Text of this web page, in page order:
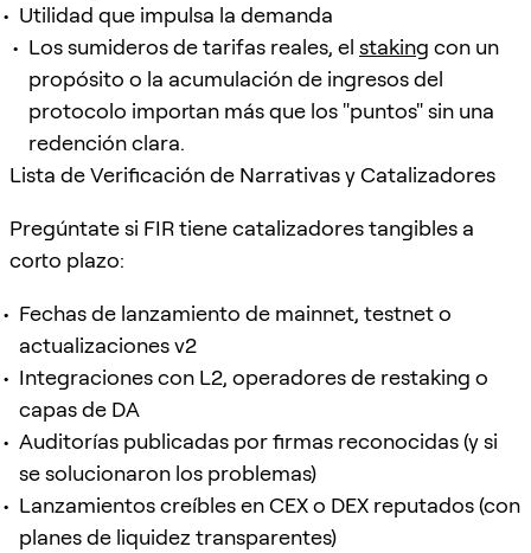
Utilidad que impulsa la demanda
Los sumideros de tarifas reales, el staking con un
propósito o la acumulación de ingresos del
protocolo importan más que los "puntos" sin una
redención clara.
Lista de Verificación de Narrativas y Catalizadores
Pregúntate si FIR tiene catalizadores tangibles a
corto plazo:
Fechas de lanzamiento de mainnet, testnet o
actualizaciones v2
Integraciones con L2, operadores de restaking o
capas de DA
Auditorías publicadas por firmas reconocidas (y si
se solucionaron los problemas)
Lanzamientos creíbles en CEX o DEX reputados (con
planes de liquidez transparentes)